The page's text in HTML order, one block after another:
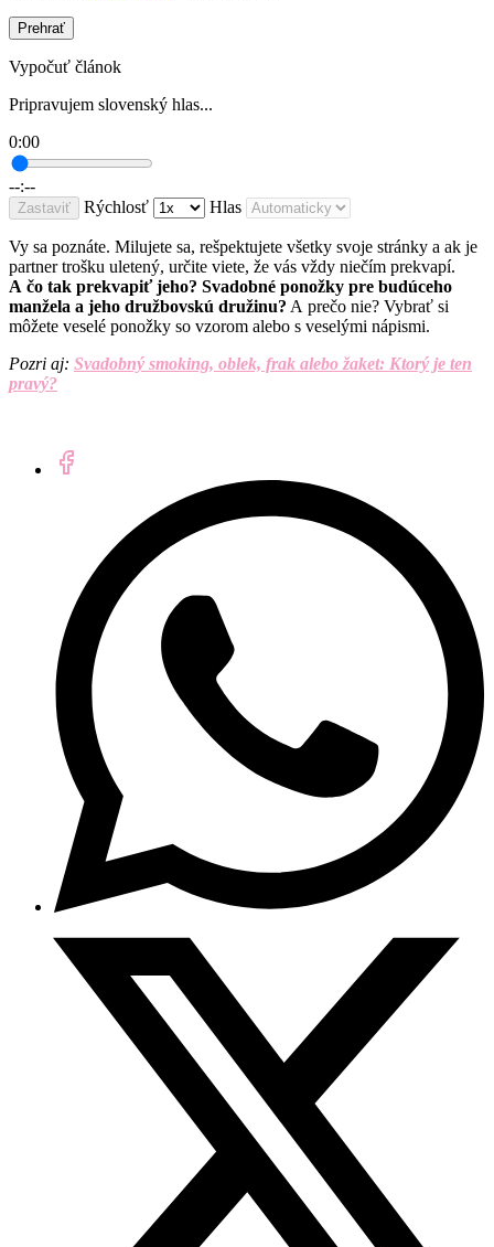
Prehrať
Vypočuť článok
Pripravujem slovenský hlas...
0:00
--:--
Zastaviť Rýchlosť Hlas
Vy sa poznáte. Milujete sa, rešpektujete všetky svoje stránky a ak je
partner trošku uletený, určite viete, že vás vždy niečím prekvapí.
A čo tak prekvapiť jeho? Svadobné ponožky pre budúceho
manžela a jeho družbovskú družinu? A prečo nie? Vybrať si
môžete veselé ponožky so vzorom alebo s veselými nápismi.
Pozri aj: Svadobný smoking, oblek, frak alebo žaket: Ktorý je ten
pravý?